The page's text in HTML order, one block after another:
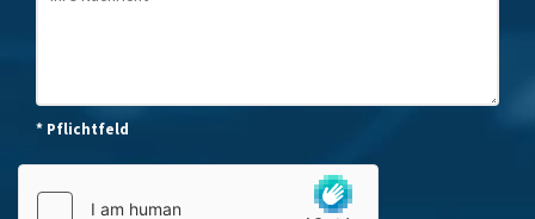
* Pflichtfeld